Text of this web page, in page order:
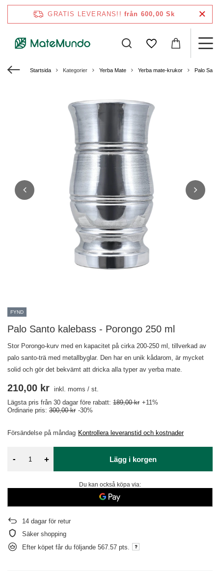
GRATIS LEVERANS!! från 600,00 Sk
Startsida Kategorier Yerba Mate Yerba mate-krukor Palo
FYND
Palo Santo kalebass - Porongo 250 ml
Stor Porongo-kurv med en kapacitet på cirka 200-250 ml, tillverkad av
palo santo-trä med metallbyglar. Den har en unik kådarom, är mycket
solid och gör det bekvämt att dricka alla typer av yerba mate.
Försändelse på måndag Kontrollera leveranstid och kostnader
210,00 kr inkl. moms / st.
Lägsta pris från 30 dagar före rabatt: 189,00 kr +11%
Ordinarie pris: 300,00 kr -30%
- + Lägg i korgen
Du kan också köpa via:
14 dagar för retur
Säker shopping
Efter köpet får du följande 567.57 pts.